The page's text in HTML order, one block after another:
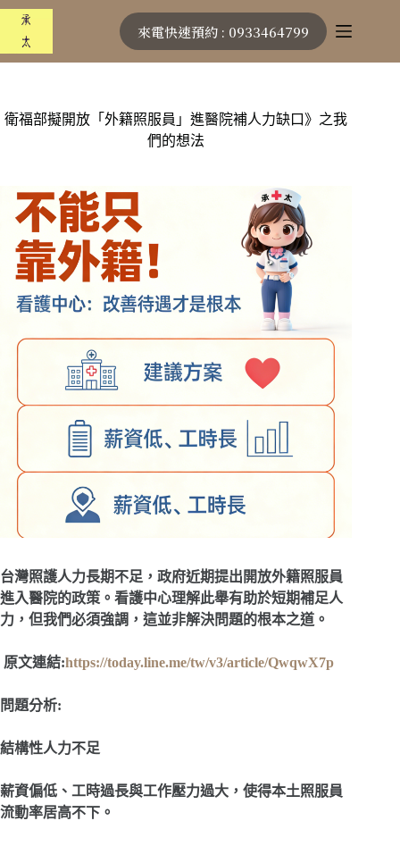
跳
主
容
來電快速預約 : 0933464799
衛福部擬開放「外籍照服員」進醫院補人力缺口》之我
們的想法
台灣照護人力長期不足，政府近期提出開放外籍照服員
進入醫院的政策。看護中心理解此舉有助於短期補足人
力，但我們必須強調，這並非解決問題的根本之道。
原文連結:https://today.line.me/tw/v3/article/QwqwX7p
問題分析:
結構性人力不足
薪資偏低、工時過長與工作壓力過大，使得本土照服員
流動率居高不下。